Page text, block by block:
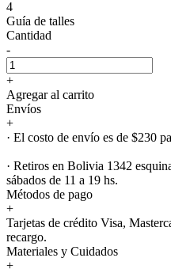
4
Guía de talles
Cantidad
-
+
Agregar al carrito
Envíos
+
· El costo de envío es de $230
· Retiros en Bolivia 1342
sábados de 11 a 19 hs.
Métodos de pago
+
Tarjetas de crédito Visa,
recargo.
Materiales y Cuidados
+